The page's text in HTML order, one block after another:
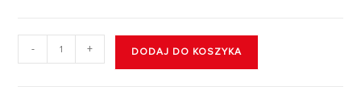
- + DODAJ DO KOSZYKA